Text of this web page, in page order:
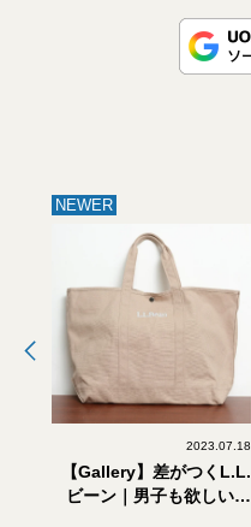
NEWER
2023.07.18
【Gallery】差がつくL.L.
ビーン｜男子も欲しい！